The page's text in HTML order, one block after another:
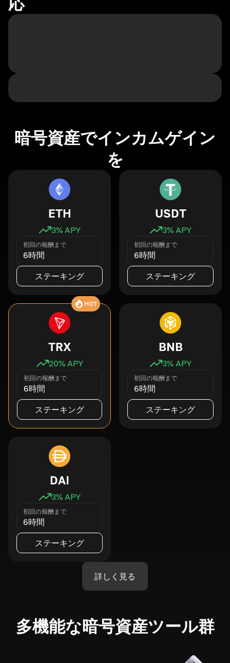
暗号資産でインカムゲイン
を
ETH
3% APY
初回の報酬まで
6時間
ステーキング
USDT
3% APY
初回の報酬まで
6時間
ステーキング
HOT
TRX
20% APY
初回の報酬まで
6時間
ステーキング
BNB
3% APY
初回の報酬まで
6時間
ステーキング
DAI
3% APY
初回の報酬まで
6時間
ステーキング
詳しく見る
多機能な暗号資産ツール群